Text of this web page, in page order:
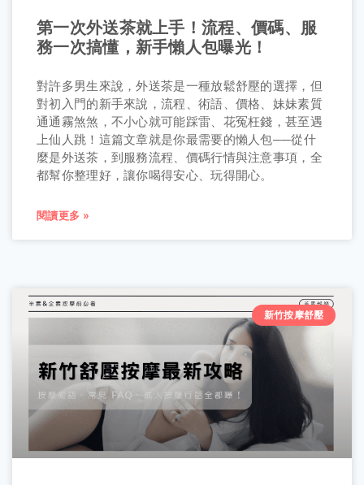
第一次外送茶就上手！流程、價碼、服
務一次搞懂，新手懶人包曝光！
對許多男生來說，外送茶是一種放鬆舒壓的選擇，但
對初入門的新手來說，流程、術語、價格、妹妹素質
通通霧煞煞，不小心就可能踩雷、花冤枉錢，甚至遇
上仙人跳！這篇文章就是你最需要的懶人包──從什
麼是外送茶，到服務流程、價碼行情與注意事項，全
都幫你整理好，讓你喝得安心、玩得開心。
閱讀更多 »
新竹按摩舒壓